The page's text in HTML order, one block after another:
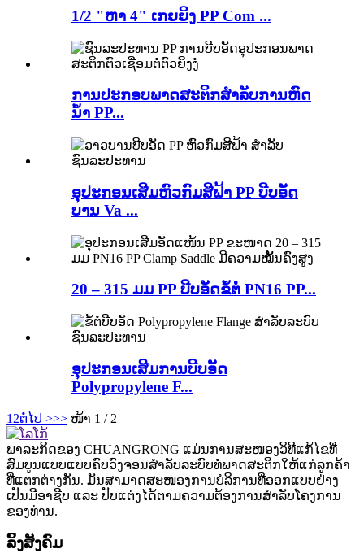
1/2 "ຫາ 4" ເກຍຍິງ PP Com ...
ການປະກອບພາດສະຕິກສຳລັບການຫົດ
ນ້ຳ PP...
ອຸປະກອນເສີມຫົວກົມສີຟ້າ PP ບີບອັດ
ບານ Va ...
20 – 315 ມມ PP ບີບອັດຂໍ້ຕໍ່ PN16 PP...
ອຸປະກອນເສີມການບີບອັດ
Polypropylene F...
12ຕໍ່ໄປ >>> ໜ້າ 1 / 2
ພາລະກິດຂອງ CHUANGRONG ແມ່ນການສະໜອງວິທີແກ້ໄຂທີ່
ສົມບູນແບບແບບຄົບວົງຈອນສຳລັບລະບົບທໍ່ພາດສະຕິກໃຫ້ແກ່ລູກຄ້າ
ທີ່ແຕກຕ່າງກັນ. ມັນສາມາດສະໜອງການບໍລິການທີ່ອອກແບບຢ່າງ
ເປັນມືອາຊີບ ແລະ ປັບແຕ່ງໄດ້ຕາມຄວາມຕ້ອງການສຳລັບໂຄງການ
ຂອງທ່ານ.
ລິ້ງສັງຄົມ